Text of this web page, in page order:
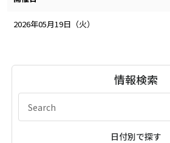
2026年05月19日（火）
情報検索
日付別で探す